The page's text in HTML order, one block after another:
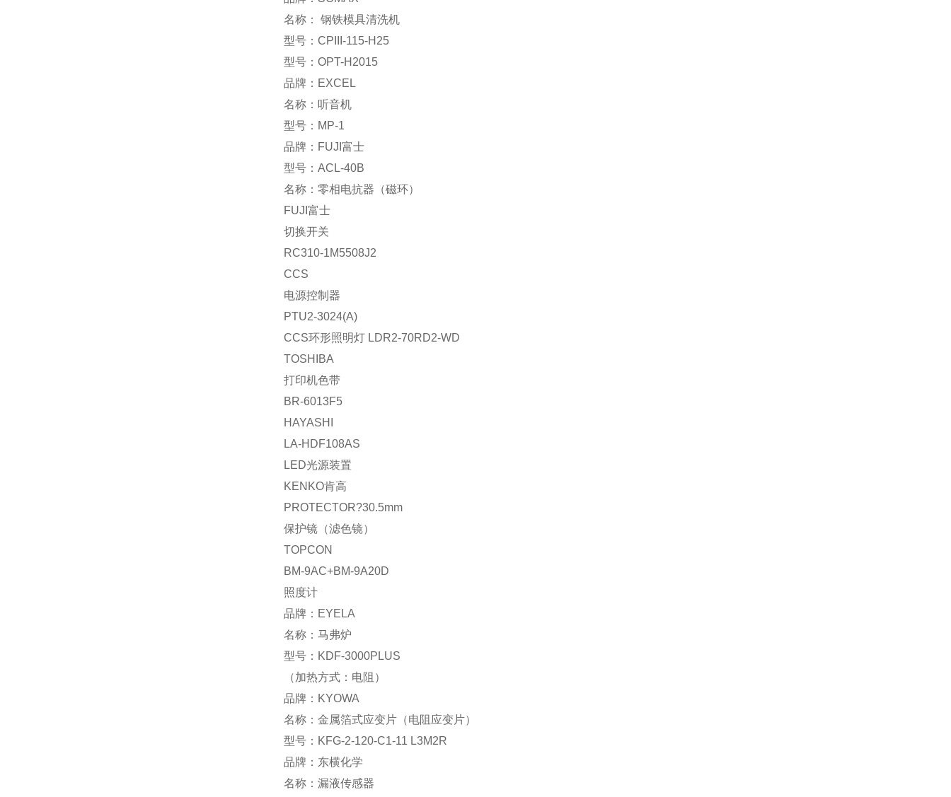
名称： 钢铁模具清洗机
型号：CPIII-115-H25
型号：OPT-H2015
品牌：EXCEL
名称：听音机
型号：MP-1
品牌：FUJI富士
型号：ACL-40B
名称：零相电抗器（磁环）
FUJI富士
切换开关
RC310-1M5508J2
CCS
电源控制器
PTU2-3024(A)
CCS环形照明灯 LDR2-70RD2-WD
TOSHIBA
打印机色带
BR-6013F5
HAYASHI
LA-HDF108AS
LED光源装置
KENKO肯高
PROTECTOR?30.5mm
保护镜（滤色镜）
TOPCON
BM-9AC+BM-9A20D
照度计
品牌：EYELA
名称：马弗炉
型号：KDF-3000PLUS
（加热方式：电阻）
品牌：KYOWA
名称：金属箔式应变片（电阻应变片）
型号：KFG-2-120-C1-11 L3M2R
品牌：东横化学
名称：漏液传感器